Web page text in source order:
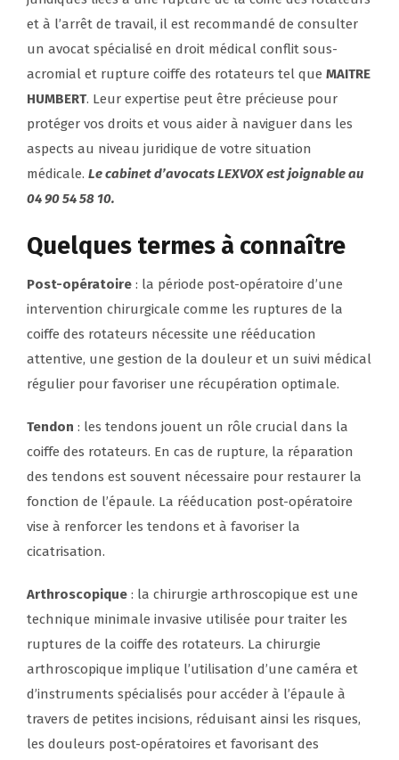
et à l’arrêt de travail, il est recommandé de consulter
un avocat spécialisé en droit médical conflit sous-
acromial et rupture coiffe des rotateurs tel que MAITRE
HUMBERT. Leur expertise peut être précieuse pour
protéger vos droits et vous aider à naviguer dans les
aspects au niveau juridique de votre situation
médicale. Le cabinet d’avocats LEXVOX est joignable au
04 90 54 58 10.
Quelques termes à connaître
Post-opératoire : la période post-opératoire d’une
intervention chirurgicale comme les ruptures de la
coiffe des rotateurs nécessite une rééducation
attentive, une gestion de la douleur et un suivi médical
régulier pour favoriser une récupération optimale.
Tendon : les tendons jouent un rôle crucial dans la
coiffe des rotateurs. En cas de rupture, la réparation
des tendons est souvent nécessaire pour restaurer la
fonction de l’épaule. La rééducation post-opératoire
vise à renforcer les tendons et à favoriser la
cicatrisation.
Arthroscopique : la chirurgie arthroscopique est une
technique minimale invasive utilisée pour traiter les
ruptures de la coiffe des rotateurs. La chirurgie
arthroscopique implique l’utilisation d’une caméra et
d’instruments spécialisés pour accéder à l’épaule à
travers de petites incisions, réduisant ainsi les risques,
les douleurs post-opératoires et favorisant des